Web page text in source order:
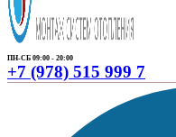
ПН-СБ 09:00 - 20:00
+7 (978) 515 999 7